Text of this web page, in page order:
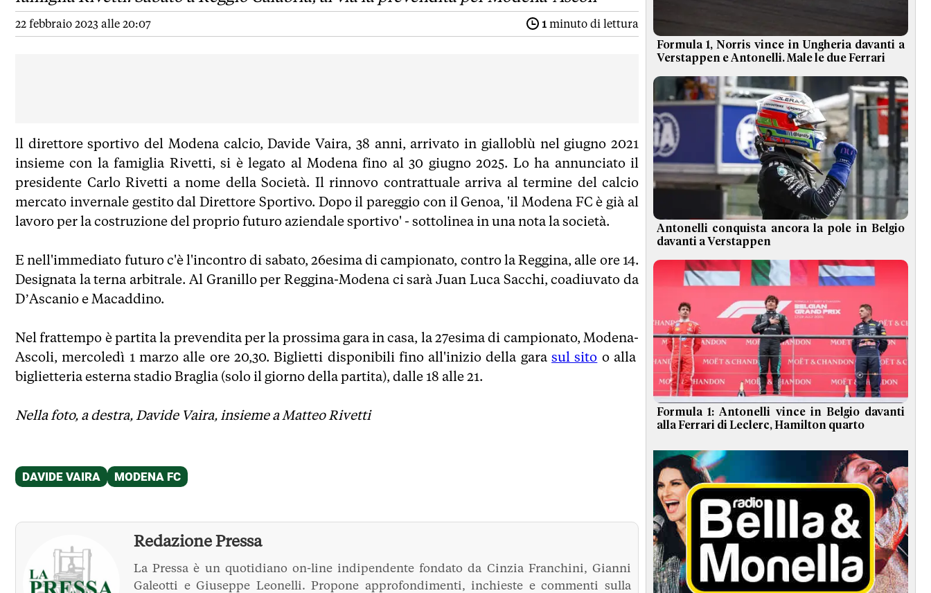
22 febbraio 2023 alle 20:07 1 minuto di lettura
ll direttore sportivo del Modena calcio, Davide Vaira, 38 anni, arrivato in gialloblù nel giugno 2021
insieme con la famiglia Rivetti, si è legato al Modena fino al 30 giugno 2025. Lo ha annunciato il
presidente Carlo Rivetti a nome della Società. Il rinnovo contrattuale arriva al termine del calcio
mercato invernale gestito dal Direttore Sportivo. Dopo il pareggio con il Genoa, 'il Modena FC è già al
lavoro per la costruzione del proprio futuro aziendale sportivo' - sottolinea in una nota la società.
E nell'immediato futuro c'è l'incontro di sabato, 26esima di campionato, contro la Reggina, alle ore 14.
Designata la terna arbitrale. Al Granillo per Reggina-Modena ci sarà Juan Luca Sacchi, coadiuvato da
D’Ascanio e Macaddino.
Nel frattempo è partita la prevendita per la prossima gara in casa, la 27esima di campionato, Modena-
Ascoli, mercoledì 1 marzo alle ore 20,30. Biglietti disponibili fino all'inizio della garasul sito o alla
biglietteria esterna stadio Braglia (solo il giorno della partita), dalle 18 alle 21.
Nella foto, a destra, Davide Vaira, insieme a Matteo Rivetti
Redazione Pressa
La Pressa è un quotidiano on-line indipendente fondato da Cinzia Franchini, Gianni
Galeotti e Giuseppe Leonelli. Propone approfondimenti, inchieste e commenti sulla
Formula 1, Norris vince in Ungheria davanti a
Verstappen e Antonelli. Male le due Ferrari
Antonelli conquista ancora la pole in Belgio
davanti a Verstappen
Formula 1: Antonelli vince in Belgio davanti
alla Ferrari di Leclerc, Hamilton quarto